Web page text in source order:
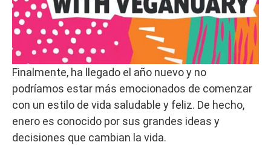
Finalmente, ha llegado el año nuevo y no
podríamos estar más emocionados de comenzar
con un estilo de vida saludable y feliz. De hecho,
enero es conocido por sus grandes ideas y
decisiones que cambian la vida.